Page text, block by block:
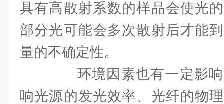
具有高散射系数的样品会使光
部分光可能会多次散射后才能
量的不确定性。
环境因素也有一定影响
响光源的发光效率、光纤的物